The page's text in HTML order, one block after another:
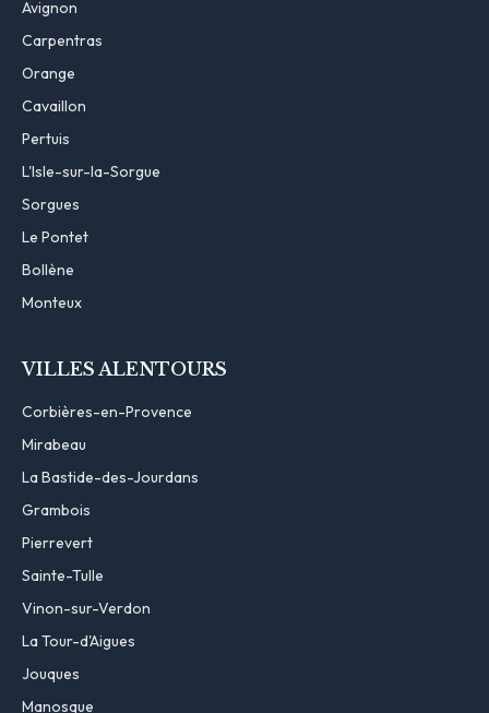
Avignon
Carpentras
Orange
Cavaillon
Pertuis
L'Isle-sur-la-Sorgue
Sorgues
Le Pontet
Bollène
Monteux
VILLES ALENTOURS
Corbières-en-Provence
Mirabeau
La Bastide-des-Jourdans
Grambois
Pierrevert
Sainte-Tulle
Vinon-sur-Verdon
La Tour-d'Aigues
Jouques
Manosque